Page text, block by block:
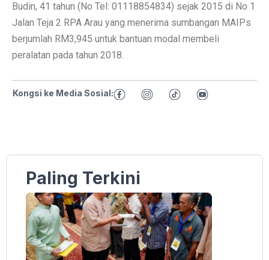
Budin, 41 tahun (No Tel: 01118854834) sejak 2015 di No 1
Jalan Teja 2 RPA Arau yang menerima sumbangan MAIPs
berjumlah RM3,945 untuk bantuan modal membeli
peralatan pada tahun 2018.
Kongsi ke Media Sosial:
Paling Terkini